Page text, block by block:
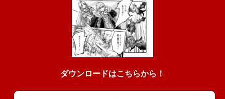
ダウンロードはこちらから！